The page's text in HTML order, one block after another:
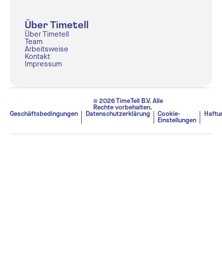
Über Timetell
Über Timetell
Team
Arbeitsweise
Kontakt
Impressum
© 2026 TimeTell B.V. Alle
Rechte vorbehalten.
Geschäftsbedingungen
Datenschutzerklärung
Cookie-
Einstellungen